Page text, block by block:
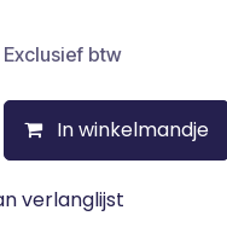
Exclusief btw
In winkelmandje
verlanglijst